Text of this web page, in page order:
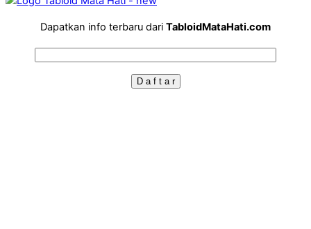
Dapatkan info terbaru dari TabloidMataHati.com